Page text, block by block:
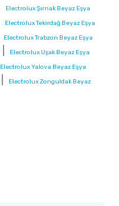
Electrolux Şırnak Beyaz Eşya
Electrolux Tekirdağ Beyaz Eşya
Electrolux Trabzon Beyaz Eşya
Electrolux Uşak Beyaz Eşya
Electrolux Yalova Beyaz Eşya
Electrolux Zonguldak Beyaz